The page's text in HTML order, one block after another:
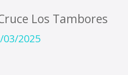
Los Tambores
03/2025